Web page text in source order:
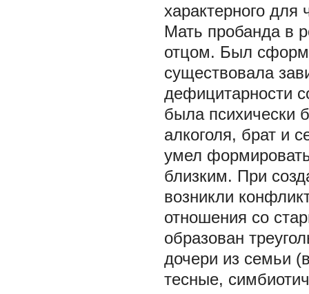
характерного для
Мать пробанда в
отцом. Был
существовала
дефицитарности
была психически
алкоголя, брат и
умел
близким. При
возникли
отношения со
образован
дочери из семьи
тесные,